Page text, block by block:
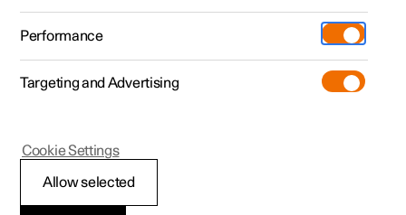
Pre-owned
Shop
Meer
Testrit
Aanbiedingen voor
Testrit
Aanbiedingen voor
Polestar 4 coupé
Ontdek Polestar 4
Testrit
Bekijk onze stockwagens
Aanbiedingen voor
Ontdek Polestar 5
Over pre-owned
Pre-owned aanbiedingen
Configureer
Pre-owned
Testrit
Additionals
(Opent in een nieuw venster)
Experiences
Ontmoet ons
Servicepunten
Opladen
Support
Polestar 4
Een sleutel aan een
Performance
Targeting and Advertising
Allow selected
Cookie Settings